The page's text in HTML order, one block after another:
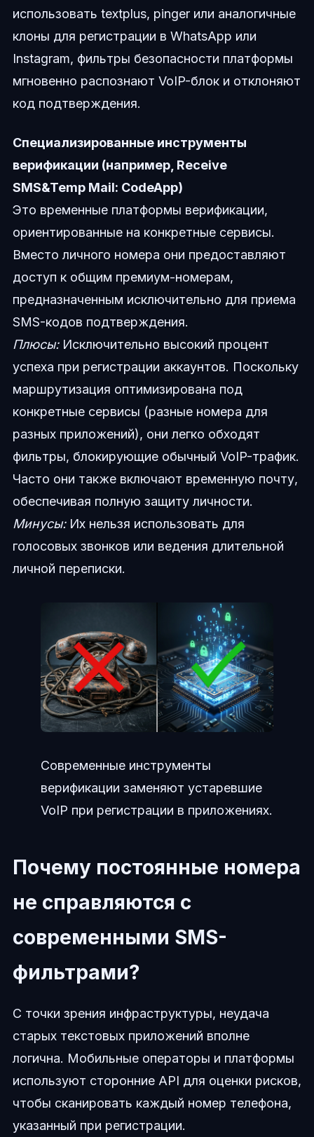
использовать textplus, pinger или аналогичные
клоны для регистрации в WhatsApp или
Instagram, фильтры безопасности платформы
мгновенно распознают VoIP-блок и отклоняют
код подтверждения.
Специализированные инструменты
верификации (например, Receive
SMS&Temp Mail: CodeApp)
Это временные платформы верификации,
ориентированные на конкретные сервисы.
Вместо личного номера они предоставляют
доступ к общим премиум-номерам,
предназначенным исключительно для приема
SMS-кодов подтверждения.
Плюсы:Исключительно высокий процент
успеха при регистрации аккаунтов. Поскольку
маршрутизация оптимизирована под
конкретные сервисы (разные номера для
разных приложений), они легко обходят
фильтры, блокирующие обычный VoIP-трафик.
Часто они также включают временную почту,
обеспечивая полную защиту личности.
Минусы:Их нельзя использовать для
голосовых звонков или ведения длительной
личной переписки.
Современные инструменты
верификации заменяют устаревшие
VoIP при регистрации в приложениях.
Почему постоянные номера
не справляются с
современными SMS-
фильтрами?
С точки зрения инфраструктуры, неудача
старых текстовых приложений вполне
логична. Мобильные операторы и платформы
используют сторонние API для оценки рисков,
чтобы сканировать каждый номер телефона,
указанный при регистрации.